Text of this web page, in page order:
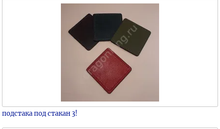
подстака под стакан 3!